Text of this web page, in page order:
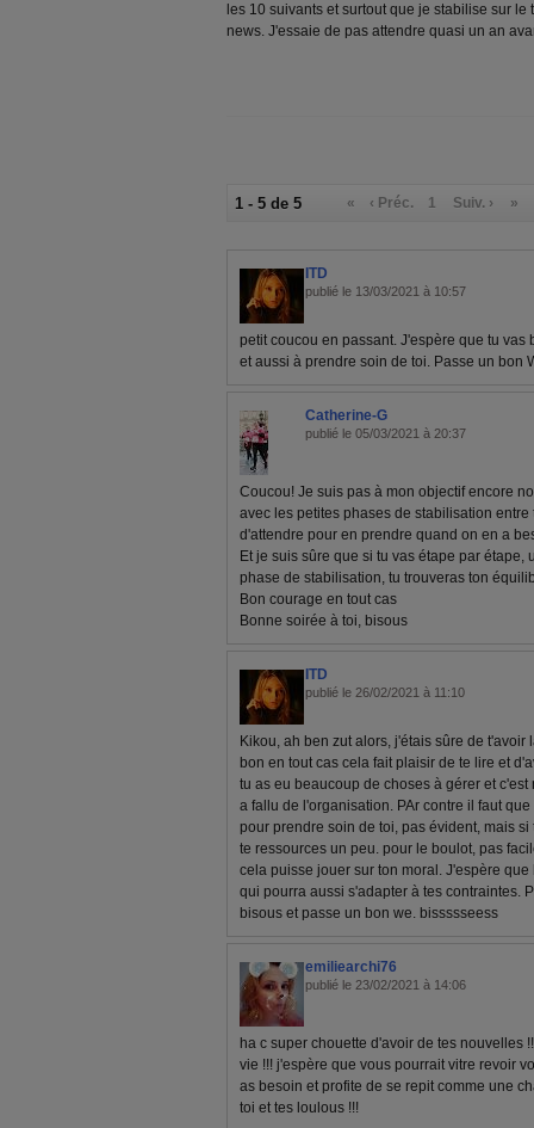
les 10 suivants et surtout que je stabilise sur
news. J'essaie de pas attendre quasi un an
1 - 5 de 5 « ‹ Préc. 1 Suiv. › »
ITD
publié le 13/03/2021 à 10:57
petit coucou en passant. J'espère que tu
et aussi à prendre soin de toi. Passe un bon
Catherine-G
publié le 05/03/2021 à 20:37
Coucou! Je suis pas à mon objectif encore
avec les petites phases de stabilisation
d'attendre pour en prendre quand on en a
Et je suis sûre que si tu vas étape par étape,
phase de stabilisation, tu trouveras ton
Bon courage en tout cas
Bonne soirée à toi, bisous
ITD
publié le 26/02/2021 à 11:10
Kikou, ah ben zut alors, j'étais sûre de
bon en tout cas cela fait plaisir de te lire et
tu as eu beaucoup de choses à gérer et
a fallu de l'organisation. PAr contre il faut
pour prendre soin de toi, pas évident, mais
te ressources un peu. pour le boulot, pas
cela puisse jouer sur ton moral. J'espère
qui pourra aussi s'adapter à tes contraintes.
bisous et passe un bon we. bissssseess
emiliearchi76
publié le 23/02/2021 à 14:06
ha c super chouette d'avoir de tes nouvelles
vie !!! j'espère que vous pourrait vitre revoir
as besoin et profite de se repit comme une
toi et tes loulous !!!